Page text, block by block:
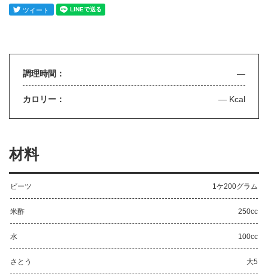
調理時間： —
カロリー： — Kcal
材料
ビーツ 1ケ200グラム
米酢 250cc
水 100cc
さとう 大5